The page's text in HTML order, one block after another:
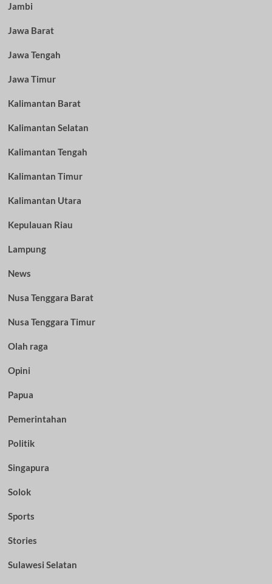
Jambi
Jawa Barat
Jawa Tengah
Jawa Timur
Kalimantan Barat
Kalimantan Selatan
Kalimantan Tengah
Kalimantan Timur
Kalimantan Utara
Kepulauan Riau
Lampung
News
Nusa Tenggara Barat
Nusa Tenggara Timur
Olah raga
Opini
Papua
Pemerintahan
Politik
Singapura
Solok
Sports
Stories
Sulawesi Selatan